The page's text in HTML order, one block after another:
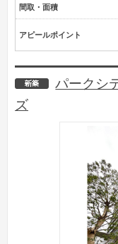
間取・面積
アピールポイント
新築
パーク
ズ